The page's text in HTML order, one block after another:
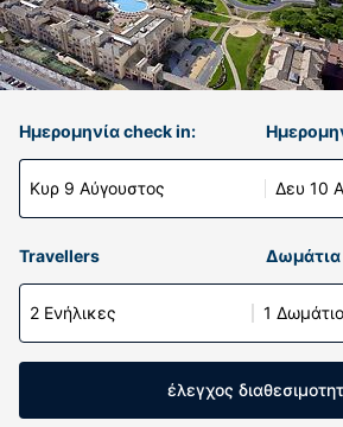
Ημερομηνία check in:
Κυρ 9 Αύγουστος Δευ 10
Travellers Δωμάτια
2 Ενήλικες 1 Δωμάτιο
έλεγχος